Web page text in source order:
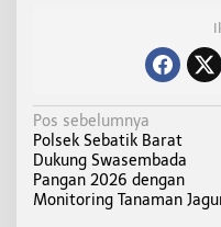
N
a
v
i
Pos sebelumnya
Polsek Sebatik Barat
Dukung Swasembada
Pangan 2026 dengan
Monitoring Tanaman